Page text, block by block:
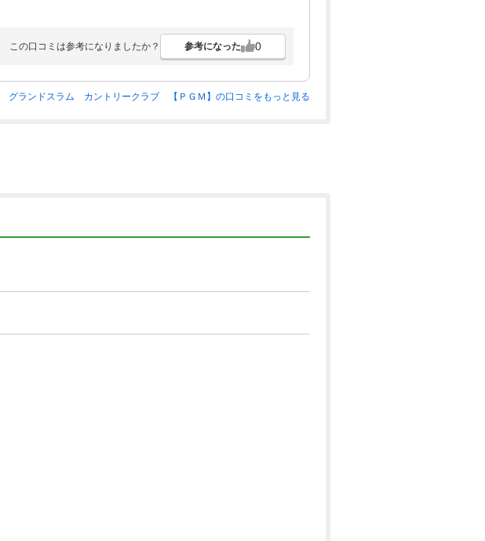
この口コミは参考になりましたか？ 参考になった 0
グランドスラム カントリークラブ 【ＰＧＭ】の口コミをもっと見る